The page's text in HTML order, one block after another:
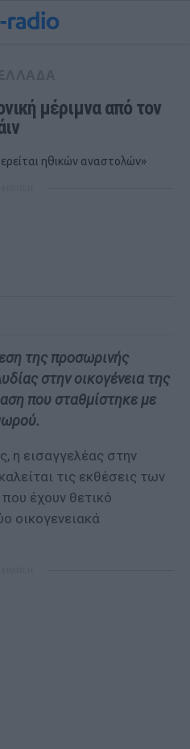
μέριμνα από τον
ηθικών αναστολών»
της προσωρινής
στην οικογένεια της
που σταθμίστηκε με
η εισαγγελέας στην
τις εκθέσεις των
έχουν θετικό
οικογενειακά